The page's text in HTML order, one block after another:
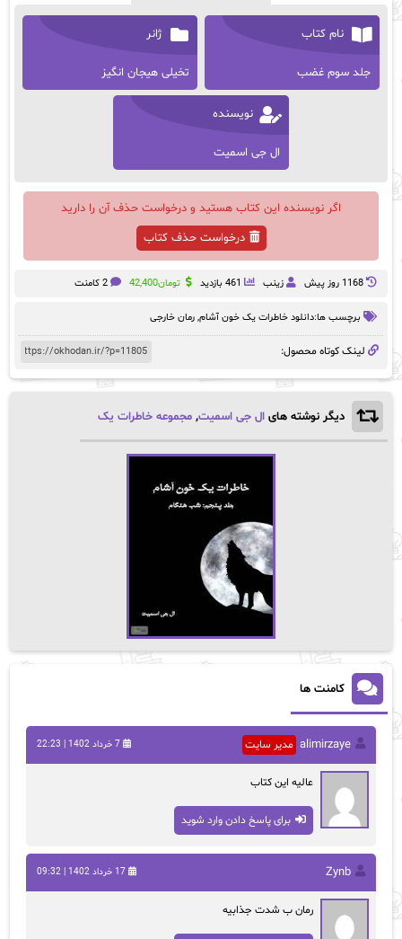
نام کتاب
جلد سوم غضب
ژانر
تخیلی هیجان انگیز
نویسنده
ال جی اسمیت
اگر نویسنده این کتاب هستید و درخواست حذف آن را دارید
درخواست حذف کتاب
1168 روز پيش زینب 461 بازدید تومان42,400 2 کامنت
برچسب ها:دانلود خاطرات یک خون آشام, رمان خارجی
لینک کوتاه محصول:
دیگر نوشته های ال جی اسمیت, مجموعه خاطرات یک
کامنت ها
alimirzaye مدیر سایت 7 خرداد 1402 | 22:23
عالیه این کتاب
برای پاسخ دادن وارد شوید
Zynb 17 خرداد 1402 | 09:32
رمان ب شدت جذابیه